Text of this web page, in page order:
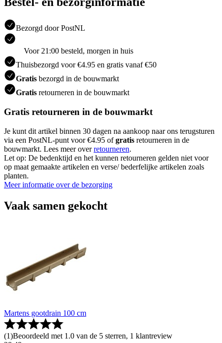
Bezorgd door PostNL
Voor 21:00 besteld, morgen in huis
Thuisbezorgd voor €4.95 en gratis vanaf €50
Gratis bezorgd in de bouwmarkt
Gratis retourneren in de bouwmarkt
Gratis retourneren in de bouwmarkt
Je kunt dit artikel binnen 30 dagen na aankoop naar ons terugsturen
via een PostNL-punt voor €4.95 ofgratis retourneren in de
bouwmarkt. Lees meer overretourneren.
Let op: De bedenktijd en het kunnen retourneren gelden niet voor
op maat gemaakte artikelen en verse/ bederfelijke artikelen zoals
planten.
Meer informatie over de bezorging
Vaak samen gekocht
Martens gootdrain 100 cm
(1)Beoordeeld met 1.0 van de 5 sterren, 1 klantreview